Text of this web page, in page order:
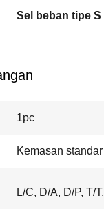
Sel beban tipe S
1pc
Kemasan
L/C, D/A, D/P, T/